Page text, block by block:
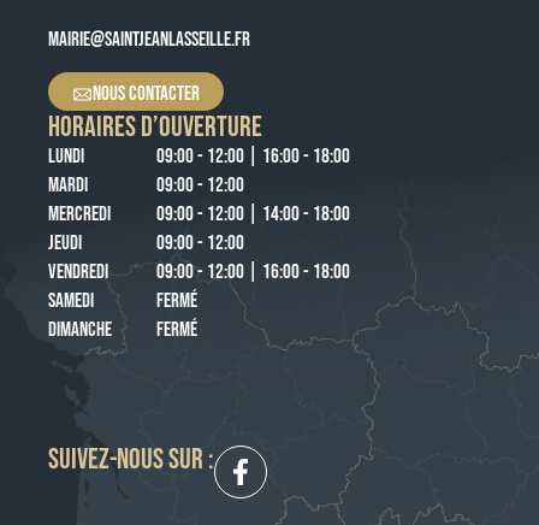
MAIRIE@SAINTJEANLASSEILLE.FR
NOUS CONTACTER
HORAIRES D’OUVERTURE
LUNDI
09:00 - 12:00 | 16:00 - 18:00
MARDI
09:00 - 12:00
MERCREDI
09:00 - 12:00 | 14:00 - 18:00
JEUDI
09:00 - 12:00
VENDREDI
09:00 - 12:00 | 16:00 - 18:00
SAMEDI
FERMÉ
DIMANCHE
FERMÉ
SUIVEZ-NOUS SUR :